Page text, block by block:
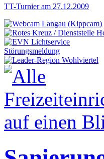
TT-Turnier am 27.12.2009
Störungsmeldung